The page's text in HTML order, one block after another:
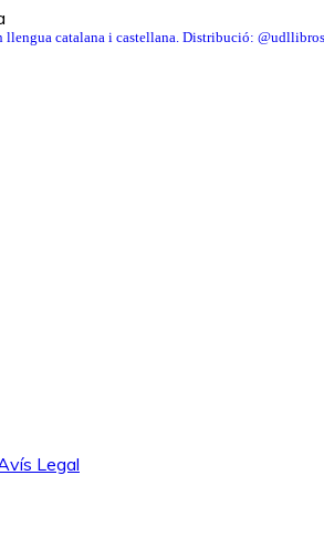
catalana i castellana. Distribució:
Legal